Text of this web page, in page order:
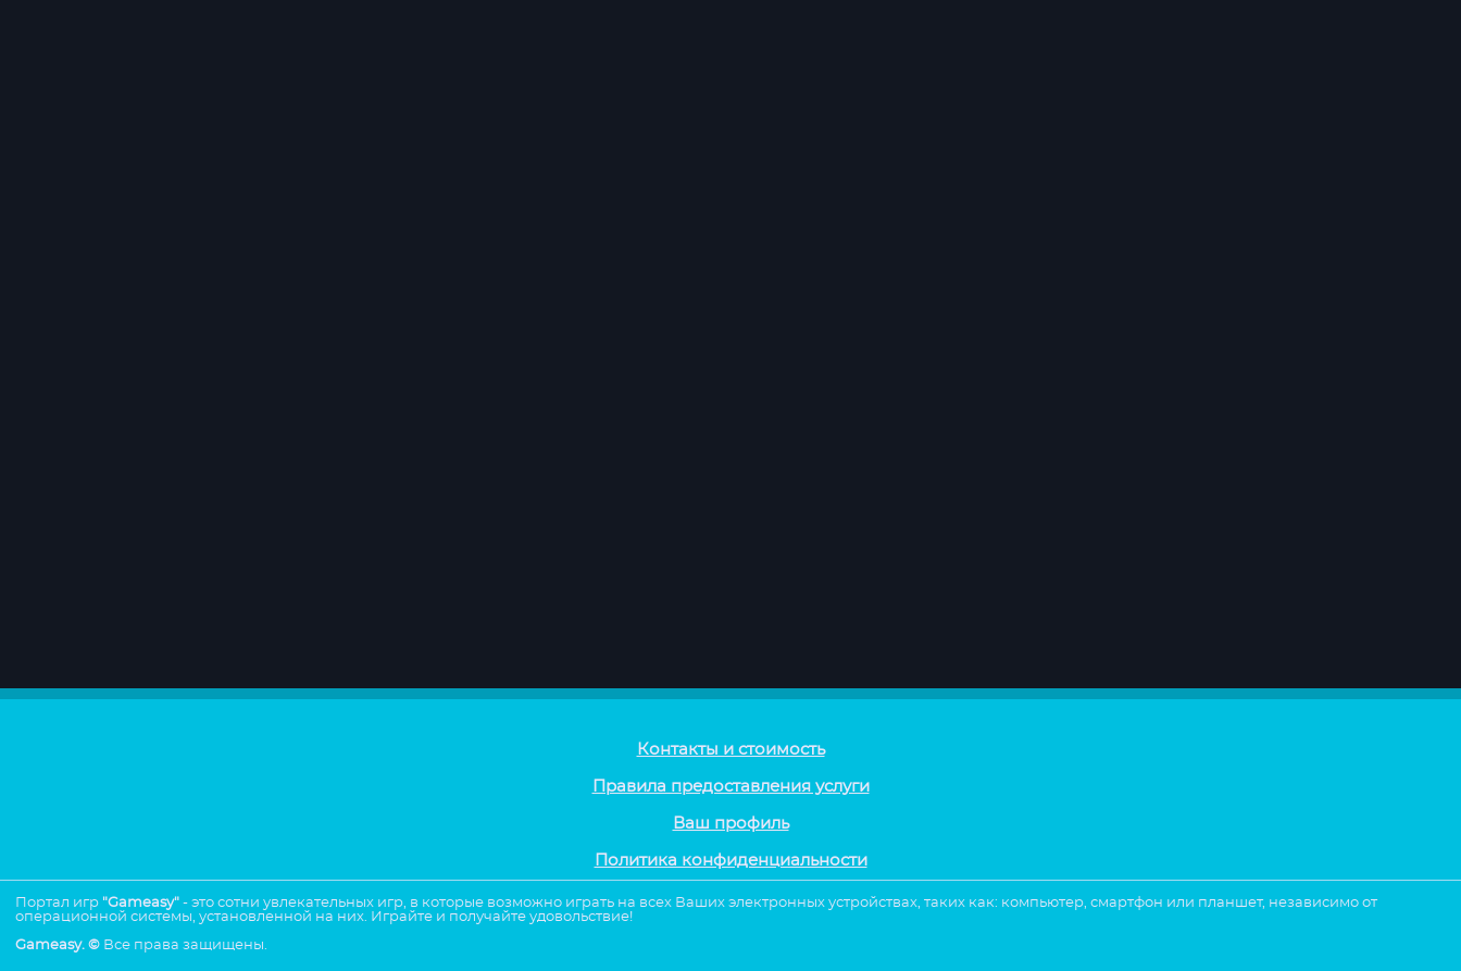
Контакты и стоимость
Правила предоставления услуги
Ваш профиль
Политика конфиденциальности
Портал игр "Gameasy" - это сотни увлекательных игр, в которые возможно играть на всех Ваших электронных устройствах, таких как: компьютер, смартфон или планшет, независимо от
операционной системы, установленной на них. Играйте и получайте удовольствие!
Gameasy. © Все права защищены.